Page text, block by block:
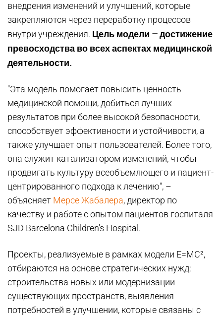
внедрения изменений и улучшений, которые
закрепляются через переработку процессов
внутри учреждения. Цель модели – достижение
превосходства во всех аспектах медицинской
деятельности.
"Эта модель помогает повысить ценность
медицинской помощи, добиться лучших
результатов при более высокой безопасности,
способствует эффективности и устойчивости, а
также улучшает опыт пользователей. Более того,
она служит катализатором изменений, чтобы
продвигать культуру всеобъемлющего и пациент-
центрированного подхода к лечению", –
объясняет Мерсе Жабалера, директор по
качеству и работе с опытом пациентов госпиталя
SJD Barcelona Children's Hospital.
Проекты, реализуемые в рамках модели E=MC²,
отбираются на основе стратегических нужд:
строительства новых или модернизации
существующих пространств, выявления
потребностей в улучшении, которые связаны с